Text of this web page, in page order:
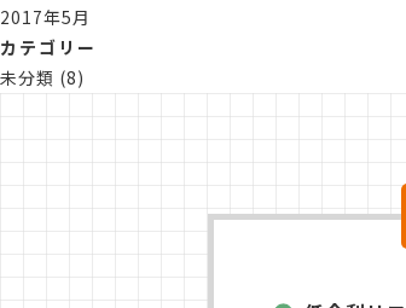
2017年5月
カテゴリー
未分類 (8)